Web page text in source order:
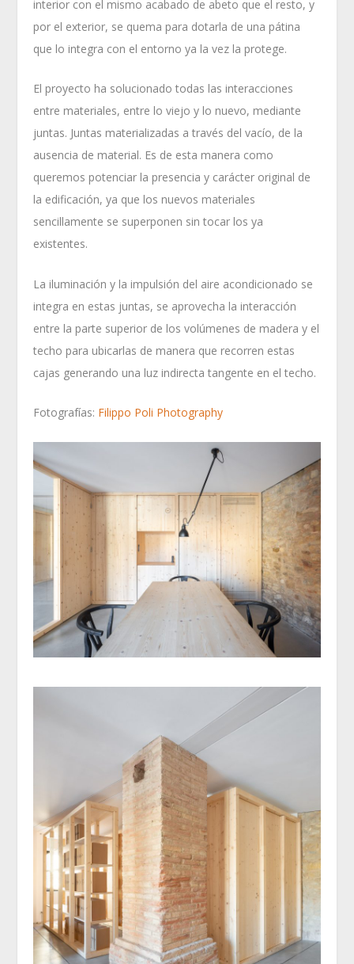
interior con el mismo acabado de abeto que el resto, y
por el exterior, se quema para dotarla de una pátina
que lo integra con el entorno ya la vez la protege.
El proyecto ha solucionado todas las interacciones
entre materiales, entre lo viejo y lo nuevo, mediante
juntas. Juntas materializadas a través del vacío, de la
ausencia de material. Es de esta manera como
queremos potenciar la presencia y carácter original de
la edificación, ya que los nuevos materiales
sencillamente se superponen sin tocar los ya
existentes.
La iluminación y la impulsión del aire acondicionado se
integra en estas juntas, se aprovecha la interacción
entre la parte superior de los volúmenes de madera y el
techo para ubicarlas de manera que recorren estas
cajas generando una luz indirecta tangente en el techo.
Fotografías: Filippo Poli Photography